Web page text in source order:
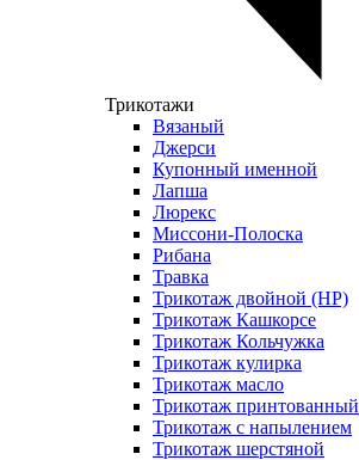
Трикотажи
Вязаный
Джерси
Купонный именной
Лапша
Люрекс
Миссони-Полоска
Рибана
Травка
Трикотаж двойной (НР)
Трикотаж Кашкорсе
Трикотаж Кольчужка
Трикотаж кулирка
Трикотаж масло
Трикотаж принтованный
Трикотаж с напылением
Трикотаж шерстяной